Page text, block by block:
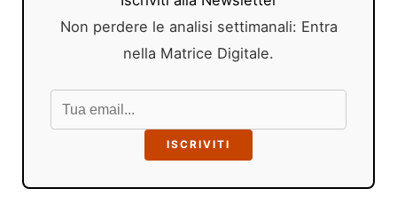
Non perdere le analisi settimanali: Entra
nella Matrice Digitale.
ISCRIVITI